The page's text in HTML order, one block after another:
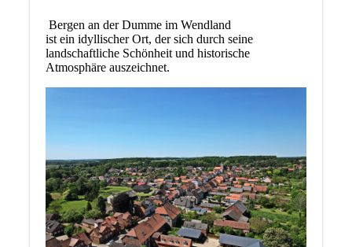
Bergen an der Dumme im Wendland
ist ein idyllischer Ort, der sich durch seine
landschaftliche Schönheit und historische
Atmosphäre auszeichnet.